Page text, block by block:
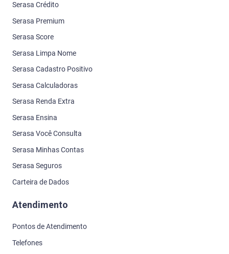
Serasa Crédito
Serasa Premium
Serasa Score
Serasa Limpa Nome
Serasa Cadastro Positivo
Serasa Calculadoras
Serasa Renda Extra
Serasa Ensina
Serasa Você Consulta
Serasa Minhas Contas
Serasa Seguros
Carteira de Dados
Atendimento
Pontos de Atendimento
Telefones